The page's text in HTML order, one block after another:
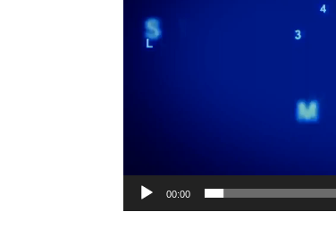
00:00